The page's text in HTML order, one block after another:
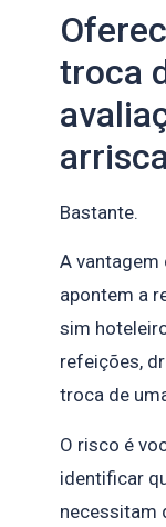
troca
Bastante.
A vantagem
apontem a
sim
refeições,
troca de
O risco é
identificar
necessitam